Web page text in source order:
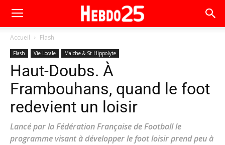
Accueil Flash
Flash Vie Locale Maiche & St Hippolyte
Haut-Doubs. À
Frambouhans, quand le foot
redevient un loisir
Lancé par la Fédération Française de Football le
programme visant à développer le foot loisir prend peu à